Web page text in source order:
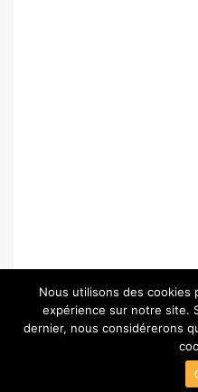
© Copyright
Nous utilisons des cookies
expérience sur notre site.
dernier, nous considérerons